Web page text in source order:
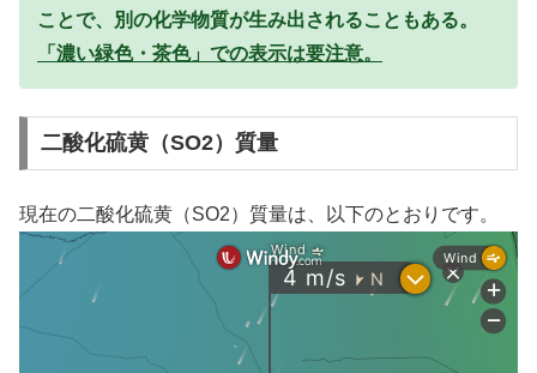
ことで、別の化学物質が生み出されることもある。
「濃い緑色・茶色」での表示は要注意。
二酸化硫黄（SO2）質量
現在の二酸化硫黄（SO2）質量は、以下のとおりです。